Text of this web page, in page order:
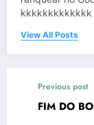
kkkkkkkkkkkkk
View All Posts
Previous post
FIM DO